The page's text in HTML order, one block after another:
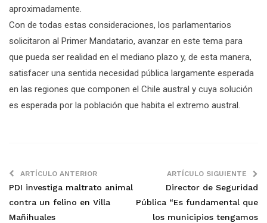
aproximadamente.
Con de todas estas consideraciones, los parlamentarios
solicitaron al Primer Mandatario, avanzar en este tema para
que pueda ser realidad en el mediano plazo y, de esta manera,
satisfacer una sentida necesidad pública largamente esperada
en las regiones que componen el Chile austral y cuya solución
es esperada por la población que habita el extremo austral.
ARTÍCULO ANTERIOR
PDI investiga maltrato animal
contra un felino en Villa
Mañihuales
ARTÍCULO SIGUIENTE
Director de Seguridad
Pública “Es fundamental que
los municipios tengamos